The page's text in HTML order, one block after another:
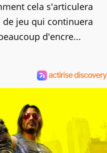
cela s'articulera
jeu qui continuera
d'encre...